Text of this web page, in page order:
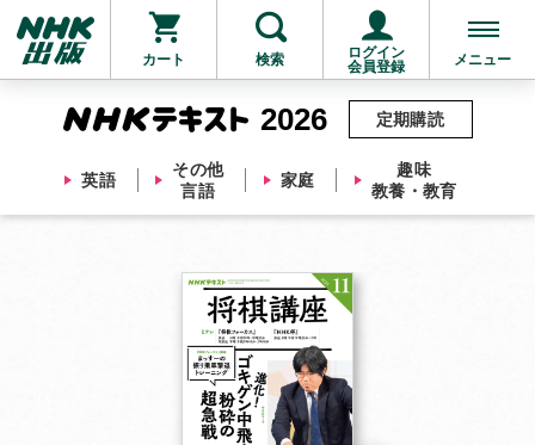
カート 検索
ログイン
会員登録
メニュー
2026
英語
その他
言語
家庭
趣味
教養・教育
定期購読
他にも商品を買う